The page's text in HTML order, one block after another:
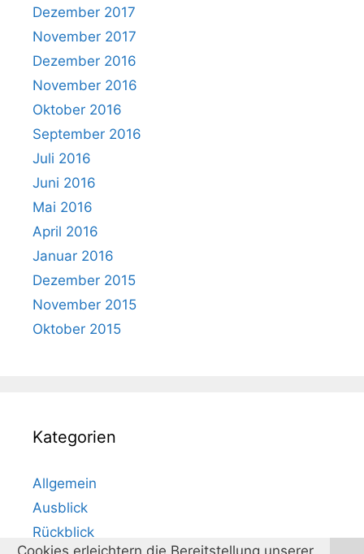
Dezember 2017
November 2017
Dezember 2016
November 2016
Oktober 2016
September 2016
Juli 2016
Juni 2016
Mai 2016
April 2016
Januar 2016
Dezember 2015
November 2015
Oktober 2015
Kategorien
Allgemein
Ausblick
Rückblick
Cookies erleichtern die Bereitstellung unserer